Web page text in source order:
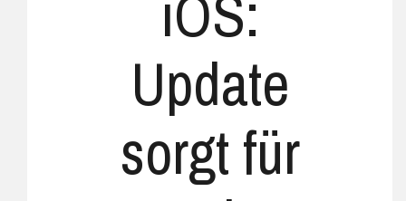
Update
sorgt für